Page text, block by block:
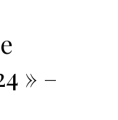
» –